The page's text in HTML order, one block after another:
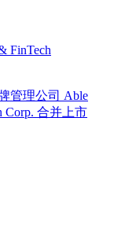
FinTech
管理公司 Able
Corp. 合并上市